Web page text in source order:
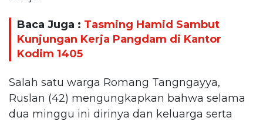
Baca Juga : Tasming Hamid Sambut
Kunjungan Kerja Pangdam di Kantor
Kodim 1405
Salah satu warga Romang Tangngayya,
Ruslan (42) mengungkapkan bahwa selama
dua minggu ini dirinya dan keluarga serta